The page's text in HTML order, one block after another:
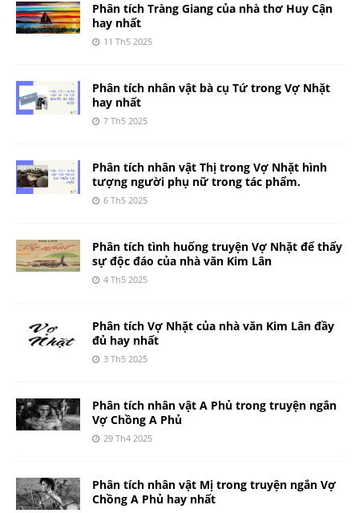
Phân tích Tràng Giang của nhà thơ Huy Cận
hay nhất
11 Th5 2025
Phân tích nhân vật bà cụ Tứ trong Vợ Nhặt
hay nhất
7 Th5 2025
Phân tích nhân vật Thị trong Vợ Nhặt hình
tượng người phụ nữ trong tác phẩm.
6 Th5 2025
Phân tích tình huống truyện Vợ Nhặt để thấy
sự độc đáo của nhà văn Kim Lân
4 Th5 2025
Phân tích Vợ Nhặt của nhà văn Kim Lân đầy
đủ hay nhất
3 Th5 2025
Phân tích nhân vật A Phủ trong truyện ngắn
Vợ Chồng A Phủ
29 Th4 2025
Phân tích nhân vật Mị trong truyện ngắn Vợ
Chồng A Phủ hay nhất